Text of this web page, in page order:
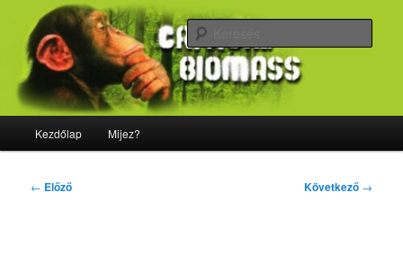
elsődleges
tartalomraCriticalBiomass
Majdnem minden, ami biológia
Kezdőlap Mijez?
Bejegyzés
← Előző Következő →